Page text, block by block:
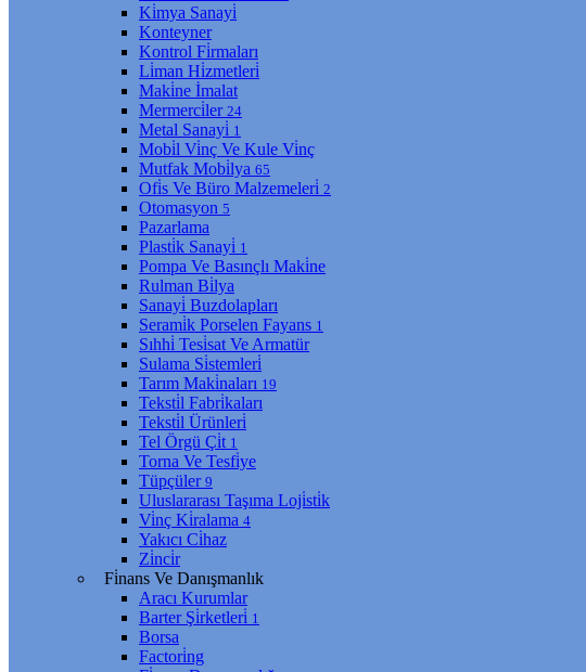
Ki̇mya Sanayi̇
Konteyner
Kontrol Fi̇rmaları
Li̇man Hi̇zmetleri̇
Maki̇ne İmalat
Mermerci̇ler 24
Metal Sanayi̇ 1
Mobi̇l Vi̇nç Ve Kule Vi̇nç
Mutfak Mobi̇lya 65
Ofi̇s Ve Büro Malzemeleri̇ 2
Otomasyon 5
Pazarlama
Plasti̇k Sanayi̇ 1
Pompa Ve Basınçlı Maki̇ne
Rulman Bi̇lya
Sanayi̇ Buzdolapları
Serami̇k Porselen Fayans 1
Sıhhi̇ Tesi̇sat Ve Armatür
Sulama Si̇stemleri̇
Tarım Maki̇naları 19
Teksti̇l Fabri̇kaları
Teksti̇l Ürünleri̇
Tel Örgü Çi̇t 1
Torna Ve Tesfi̇ye
Tüpçüler 9
Uluslararası Taşıma Loji̇sti̇k
Vi̇nç Ki̇ralama 4
Yakıcı Ci̇haz
Zi̇nci̇r
Fi̇nans Ve Danışmanlık
Aracı Kurumlar
Barter Şi̇rketleri̇ 1
Borsa
Factori̇ng